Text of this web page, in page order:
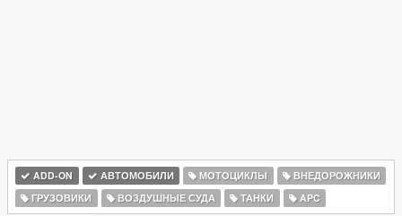
ADD-ON АВТОМОБИЛИ МОТОЦИКЛЫ
ВНЕДОРОЖНИКИ
ГРУЗОВИКИ
ВОЗДУШНЫЕ СУДА ТАНКИ APC